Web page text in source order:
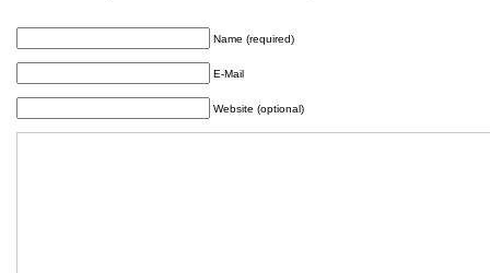
Name (required)
E-Mail
Website (optional)